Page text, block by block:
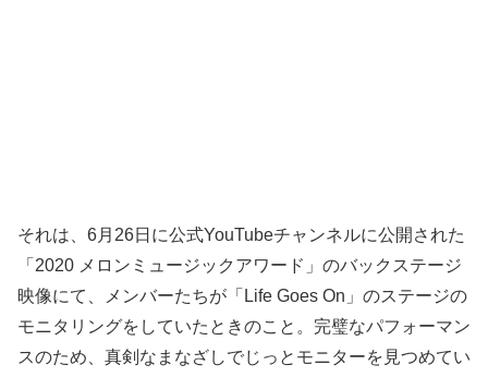
それは、6月26日に公式YouTubeチャンネルに公開された
「2020 メロンミュージックアワード」のバックステージ
映像にて、メンバーたちが「Life Goes On」のステージの
モニタリングをしていたときのこと。完璧なパフォーマン
スのため、真剣なまなざしでじっとモニターを見つめてい